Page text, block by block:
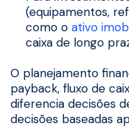
(equipamentos,
como oativo
caixa de longo
O planejamento
payback, fluxo de
diferencia decisões
decisões baseadas